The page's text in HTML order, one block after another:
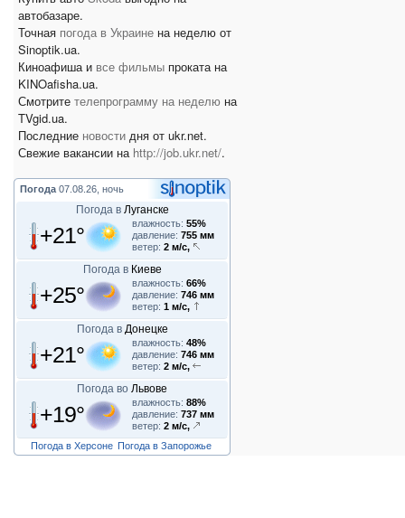
автобазаре.
Точная погода в Украине на неделю от
Sinoptik.ua.
Киноафиша и все фильмы проката на
KINOafisha.ua.
Смотрите телепрограмму на неделю на
TVgid.ua.
Последние новости дня от ukr.net.
Свежие вакансии на http://job.ukr.net/.
Погода 07.08.26, ночь
Погода в Луганске
+21° влажность: 55%
давление: 755 мм
ветер: 2 м/с,
Погода в Киеве
+25° влажность: 66%
давление: 746 мм
ветер: 1 м/с,
Погода в Донецке
+21° влажность: 48%
давление: 746 мм
ветер: 2 м/с,
Погода во Львове
+19° влажность: 88%
давление: 737 мм
ветер: 2 м/с,
Погода в Херсоне Погода в Запорожье